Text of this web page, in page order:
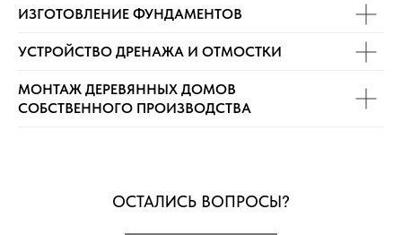
ИЗГОТОВЛЕНИЕ ФУНДАМЕНТОВ
УСТРОЙСТВО ДРЕНАЖА И ОТМОСТКИ
МОНТАЖ ДЕРЕВЯННЫХ ДОМОВ
СОБСТВЕННОГО ПРОИЗВОДСТВА
ОСТАЛИСЬ ВОПРОСЫ?